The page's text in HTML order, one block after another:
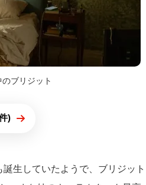
ブリジット
)
生していたようで、ブリジット